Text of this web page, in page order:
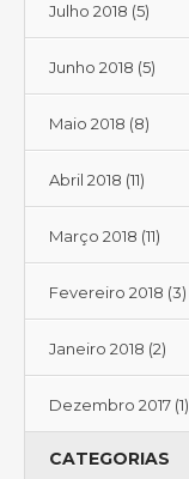
Julho 2018 (5)
Junho 2018 (5)
Maio 2018 (8)
Abril 2018 (11)
Março 2018 (11)
Fevereiro 2018 (3)
Janeiro 2018 (2)
Dezembro 2017 (1)
CATEGORIAS